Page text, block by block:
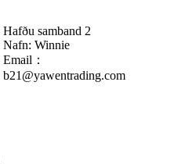
Hafðu samband 2
Nafn: Winnie
Email：
b21@yawentrading.com